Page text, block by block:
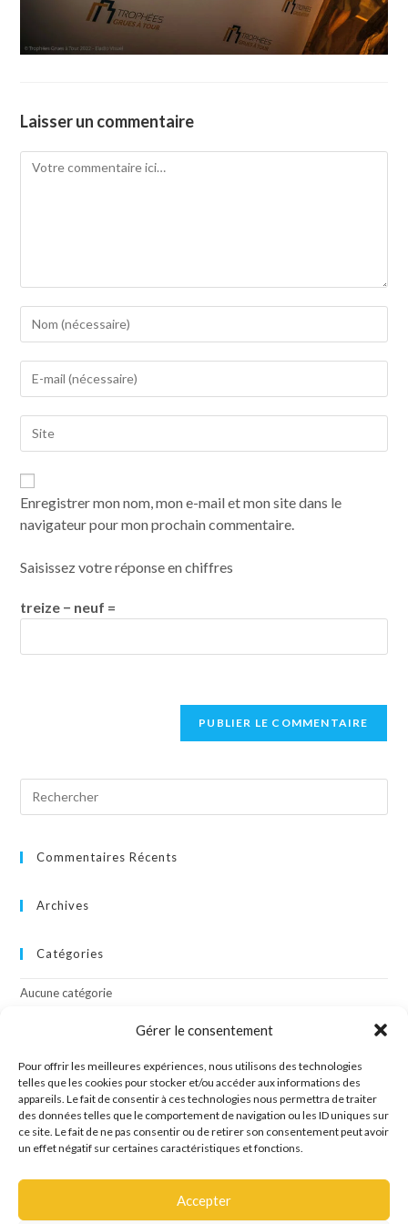
Gérer le consentement
Pour offrir les meilleures expériences, nous utilisons des technologies
telles que les cookies pour stocker et/ou accéder aux informations des
appareils. Le fait de consentir à ces technologies nous permettra de traiter
des données telles que le comportement de navigation ou les ID uniques sur
ce site. Le fait de ne pas consentir ou de retirer son consentement peut avoir
un effet négatif sur certaines caractéristiques et fonctions.
Accepter
Laisser un commentaire
Enregistrer mon nom, mon e-mail et mon site dans le
navigateur pour mon prochain commentaire.
Saisissez votre réponse en chiffres
treize − neuf =
Commentaires Récents
Archives
Catégories
Aucune catégorie
Connexion
Flux des publications
Flux des commentaires
Site de WordPress-FR